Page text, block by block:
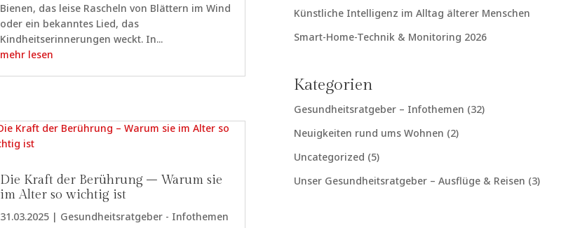
Bienen, das leise Rascheln von Blättern im Wind
oder ein bekanntes Lied, das
Kindheitserinnerungen weckt. In...
mehr lesen
Die Kraft der Berührung – Warum sie
im Alter so wichtig ist
31.03.2025| Gesundheitsratgeber - Infothemen
Künstliche Intelligenz im Alltag älterer Menschen
Smart-Home-Technik & Monitoring 2026
Kategorien
Gesundheitsratgeber – Infothemen (32)
Neuigkeiten rund ums Wohnen (2)
Uncategorized (5)
Unser Gesundheitsratgeber – Ausflüge & Reisen (3)